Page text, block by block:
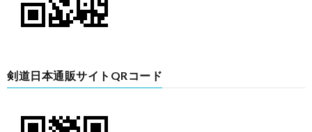
剣道日本通販サイトQRコード